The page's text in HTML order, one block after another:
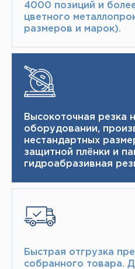
4000 позиций и
цветного
размеров и марок).
Высокоточная резка
оборудовании,
нестандартных
защитной плёнки и
гидроабразивная
Быстрая отгрузка
собранного товара.​